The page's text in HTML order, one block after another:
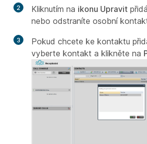
2 Kliknutím na ikonu Upravit
nebo odstraníte osobní
3
Pokud chcete ke kontaktu
vyberte kontakt a klikněte na